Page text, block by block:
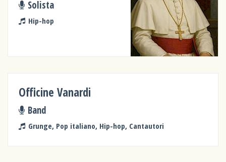
Solista
Hip-hop
Officine Vanardi
Band
Grunge, Pop italiano, Hip-hop, Cantautori